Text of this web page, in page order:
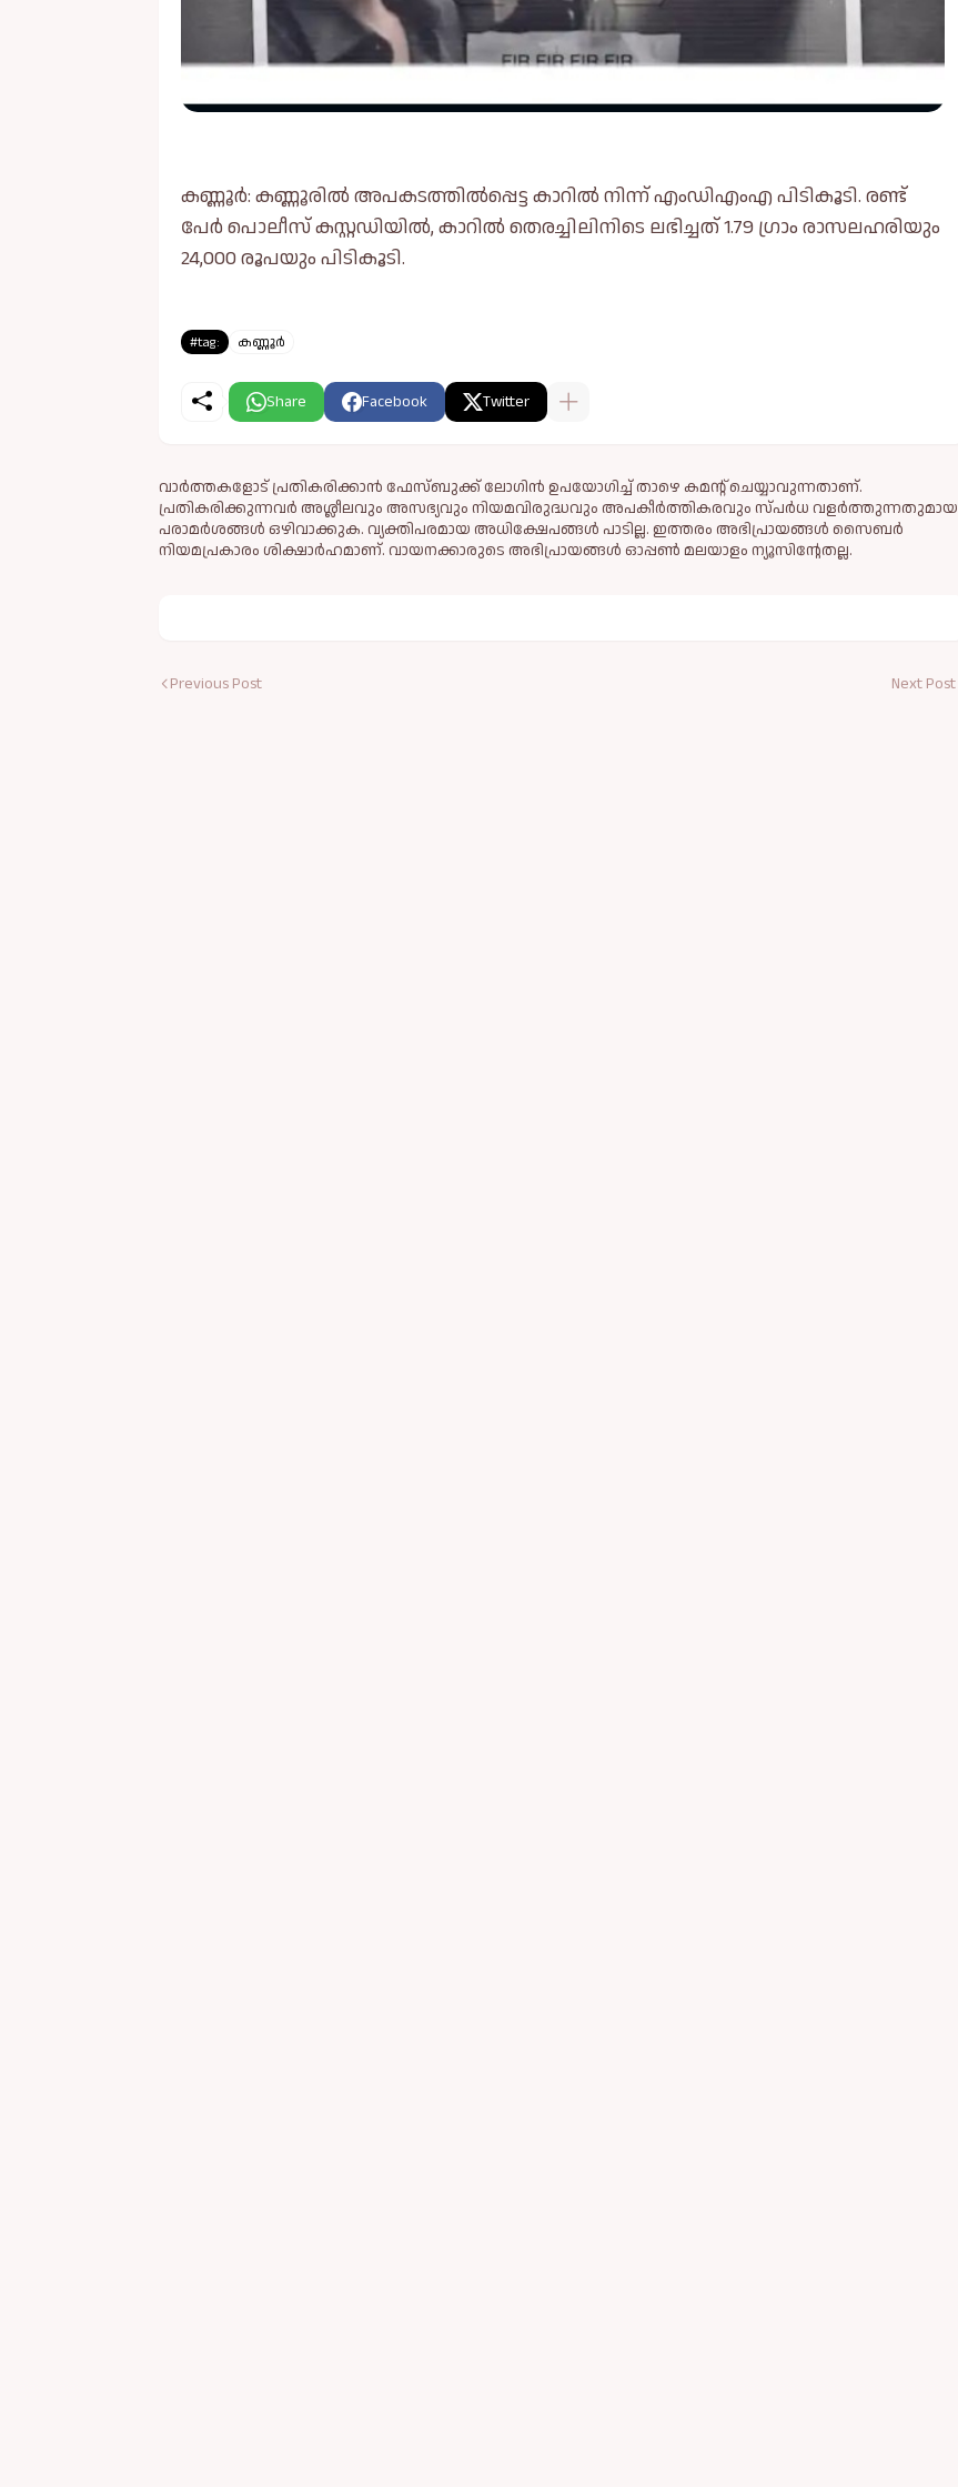
കണ്ണൂർ: കണ്ണൂരില്‍ അപകടത്തില്‍പ്പെട്ട കാറില്‍ നിന്ന് എംഡിഎംഎ പിടികൂടി. രണ്ട്
പേർ പൊലീസ് കസ്റ്റഡിയില്‍, കാറില്‍ തെരച്ചിലിനിടെ ലഭിച്ചത് 1.79 ഗ്രാം രാസലഹരിയും
24,000 രൂപയും പിടികൂടി.
#tag: കണ്ണൂർ
Share Facebook Twitter
വാർത്തകളോട് പ്രതികരിക്കാൻ ഫേസ്ബുക്ക് ലോഗിൻ ഉപയോഗിച്ച് താഴെ കമന്റ് ചെയ്യാവുന്നതാണ്.
പ്രതികരിക്കുന്നവര്‍ അശ്ലീലവും അസഭ്യവും നിയമവിരുദ്ധവും അപകീര്‍ത്തികരവും സ്പര്‍ധ വളര്‍ത്തുന്നതുമായ
പരാമര്‍ശങ്ങള്‍ ഒഴിവാക്കുക. വ്യക്തിപരമായ അധിക്ഷേപങ്ങള്‍ പാടില്ല. ഇത്തരം അഭിപ്രായങ്ങള്‍ സൈബര്‍
നിയമപ്രകാരം ശിക്ഷാര്‍ഹമാണ്. വായനക്കാരുടെ അഭിപ്രായങ്ങള്‍ ഓപ്പൺ മലയാളം ന്യൂസിന്റേതല്ല.
Previous Post Next Post